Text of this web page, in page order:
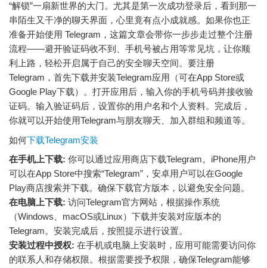
“解锁”一扇新世界的大门。尤其是第一次成功登录后，看到那一
串陌生又干净的聊天界面，心里竟有点小成就感。如果你也正
准备开始使用 Telegram，这篇文章会带你一步步走过整个注册
流程——避开验证码收不到、手机号被占用等常见坑，让你顺
利上路，轻松开启属于自己的安全聊天空间。要注册
Telegram，首先下载并安装Telegram应用（可在App Store或
Google Play下载）。打开应用后，输入你的手机号码并接收验
证码。输入验证码后，设置你的用户名和个人资料。完成后，
你就可以开始使用Telegram与朋友聊天、加入群组和频道等。
如何下载Telegram安装
在手机上下载: 你可以通过应用商店下载Telegram。iPhone用户
可以在App Store中搜索“Telegram”，安卓用户可以在Google
Play商店搜索并下载。确保下载官方版本，以避免安全问题。
在电脑上下载: 访问Telegram官方网站，根据操作系统
（Windows、macOS或Linux）下载并安装对应版本的
Telegram。安装完成后，按照提示进行设置。
安装过程中授权: 在手机或电脑上安装时，应用可能需要访问你
的联系人和存储权限。根据需要授予权限，确保Telegram能够